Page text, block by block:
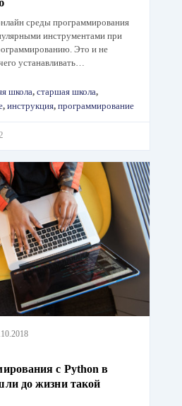
среды программирования
инструментами при
Это и не
устанавливать…
школа, старшая школа,
, инструкция, программирование
с Python в
до жизни такой